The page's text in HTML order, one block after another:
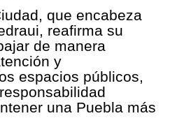
que encabeza
reafirma su
de manera
y
espacios públicos,
una Puebla más